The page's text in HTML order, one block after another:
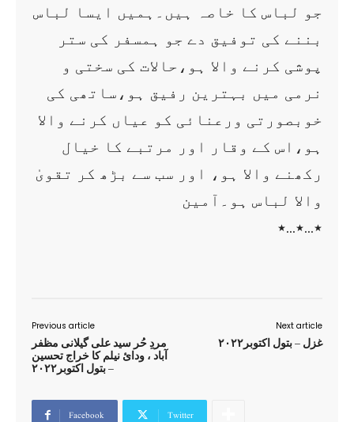
جو لباس کا خاصہ ہیں۔ہمیں ایسا لباس
بننے کی توفیق دے جو ہمسفر کی ستر
پوشی کرنے والا ہو،حالات کی سختی و
نرمی میں بہترین رفیق ہو،ساتھی کی
خوبصورتی ورعنائی کو عیاں کرنے والا
ہو،اس کے وقار اور مرتبے کا خیال
رکھنے والا ہو، اور سب سے بڑھ کر تقویٰ
والا لباس ہو۔آمین
٭…٭…٭
Previous article
مردِ حُر سید علی گیلانی مظفر
آباد ، ودایٔ نیلم کا خراج تحسین
– بتول اکتوبر۲۰۲۲
Next article
غزل – بتول اکتوبر۲۰۲۲
Facebook Twitter